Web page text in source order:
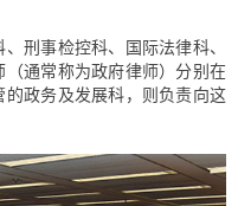
刑事检控科、国际法律科、
通常称为政府律师）分别在
政务及发展科，则负责向这